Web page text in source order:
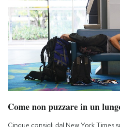
Come non puzzare in un
Cinque consigli dal New York Times